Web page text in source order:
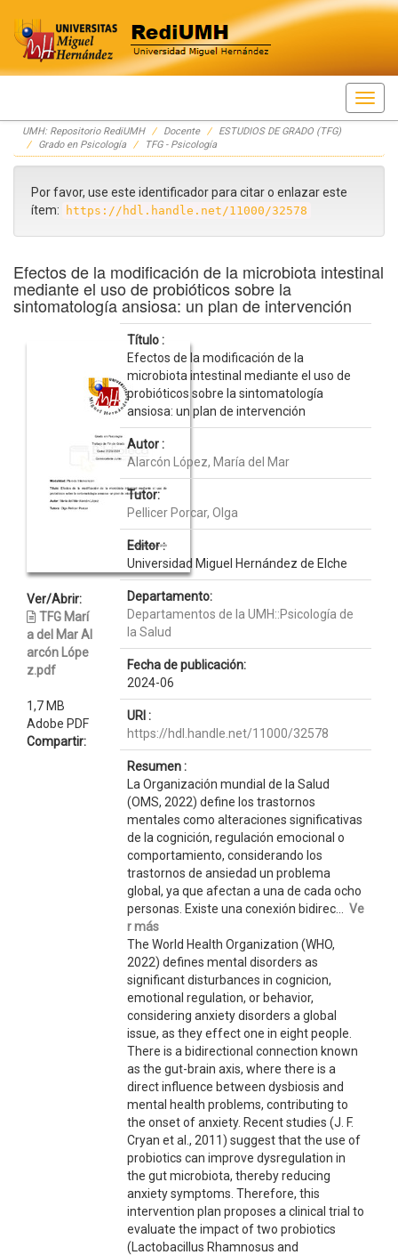
Skip
navigation
UMH: Repositorio RediUMH Docente
ESTUDIOS DE GRADO (TFG)
Grado en Psicología
TFG - Psicología
Por favor, use este identificador para citar o enlazar este
ítem:
https://hdl.handle.net/11000/32578
Efectos de la modificación de la microbiota intestinal
mediante el uso de probióticos sobre la
sintomatología ansiosa: un plan de intervención
Ver/Abrir:
TFG Marí
a del Mar Al
arcón Lópe
z.pdf
1,7 MB
Adobe PDF
Compartir:
Título :
Efectos de la modificación de la
microbiota intestinal mediante el uso de
probióticos sobre la sintomatología
ansiosa: un plan de intervención
Autor :
Alarcón López, María del Mar
Tutor:
Pellicer Porcar, Olga
Editor :
Universidad Miguel Hernández de Elche
Departamento:
Departamentos de la UMH::Psicología de
la Salud
Fecha de publicación:
2024-06
URI :
https://hdl.handle.net/11000/32578
Resumen :
La Organización mundial de la Salud
(OMS, 2022) define los trastornos
mentales como alteraciones significativas
de la cognición, regulación emocional o
comportamiento, considerando los
trastornos de ansiedad un problema
global, ya que afectan a una de cada ocho
personas. Existe una conexión bidirec... Ve
r más
The World Health Organization (WHO,
2022) defines mental disorders as
significant disturbances in cognicion,
emotional regulation, or behavior,
considering anxiety disorders a global
issue, as they effect one in eight people.
There is a bidirectional connection known
as the gut-brain axis, where there is a
direct influence between dysbiosis and
mental health problems, contributing to
the onset of anxiety. Recent studies (J. F.
Cryan et al., 2011) suggest that the use of
probiotics can improve dysregulation in
the gut microbiota, thereby reducing
anxiety symptoms. Therefore, this
intervention plan proposes a clinical trial to
evaluate the impact of two probiotics
(Lactobacillus Rhamnosus and